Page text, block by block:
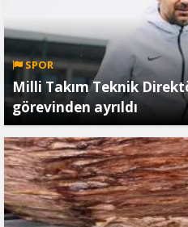
SPOR
Milli Takım Teknik
görevinden ayrıldı